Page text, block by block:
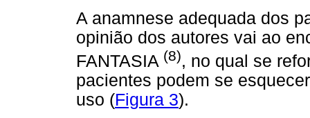
A anamnese adequada dos
opinião dos autores vai ao
FANTASIA (8), no qual se
pacientes podem se
uso (Figura 3).